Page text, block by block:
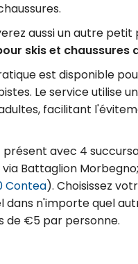
aussi un autre
skis et chaussures
est disponible
Le service utilise
facilitant
présent avec 4
via Battaglion Morbegno;
Contea). Choisissez
dans n'importe quel
de €5 par personne.